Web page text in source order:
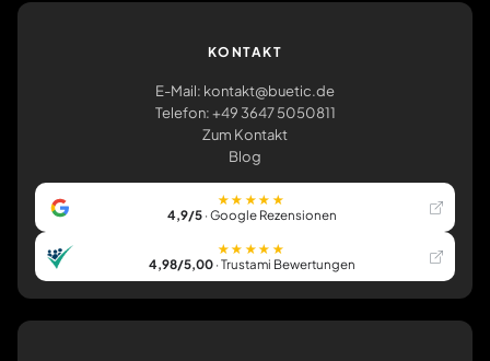
KONTAKT
E-Mail: kontakt@buetic.de
Telefon: +49 3647 5050811
Zum Kontakt
Blog
★★★★★
4,9/5· Google Rezensionen
★★★★★
4,98/5,00· Trustami Bewertungen